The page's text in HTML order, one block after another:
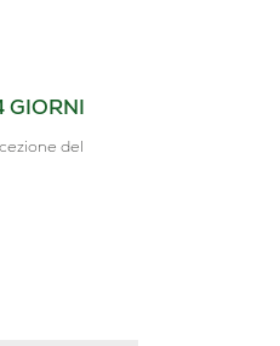
GIORNI
del